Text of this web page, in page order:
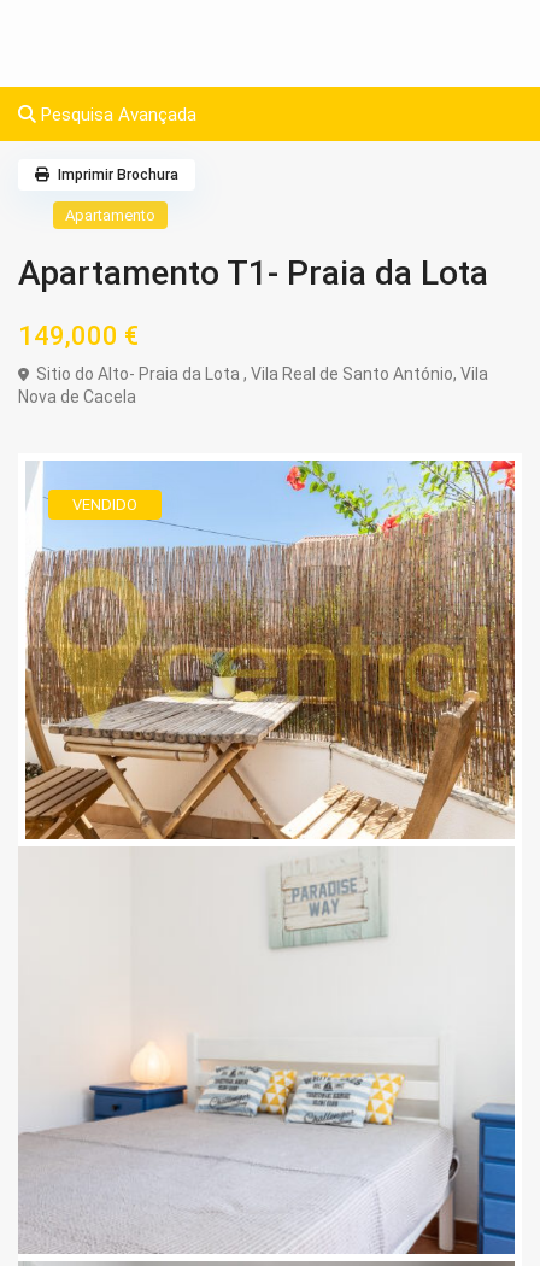
Pesquisa Avançada
Apartamento
Apartamento T1- Praia da Lota
149,000 €
Sitio do Alto- Praia da Lota ,Vila Real de Santo António,Vila
Nova de Cacela
Imprimir Brochura
VENDIDO